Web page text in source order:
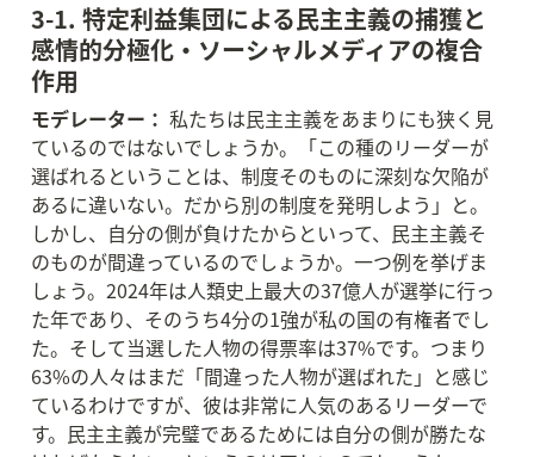
3-1. 特定利益集団による民主主義の捕獲と
感情的分極化・ソーシャルメディアの複合
作用
モデレーター： 私たちは民主主義をあまりにも狭く見
ているのではないでしょうか。「この種のリーダーが
選ばれるということは、制度そのものに深刻な欠陥が
あるに違いない。だから別の制度を発明しよう」と。
しかし、自分の側が負けたからといって、民主主義そ
のものが間違っているのでしょうか。一つ例を挙げま
しょう。2024年は人類史上最大の37億人が選挙に行っ
た年であり、そのうち4分の1強が私の国の有権者でし
た。そして当選した人物の得票率は37%です。つまり
63%の人々はまだ「間違った人物が選ばれた」と感じ
ているわけですが、彼は非常に人気のあるリーダーで
す。民主主義が完璧であるためには自分の側が勝たな